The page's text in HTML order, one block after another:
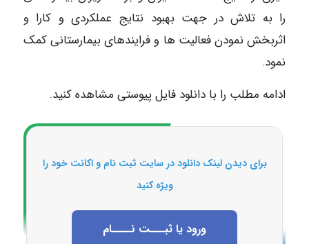
را به تلاش در جهت بهبود نتایج عملکردی و کارا و
اثربخش نمودن فعالیت ها و فرایندهای بیمارستانی کمک
نمود.
ادامه مطلب را با دانلود فایل پیوستی مشاهده کنید.
برای دیدن لینک دانلود در سایت ثبت نام و اکانت خود را
ویژه کنید
ورود یا ثبـــت نــــام